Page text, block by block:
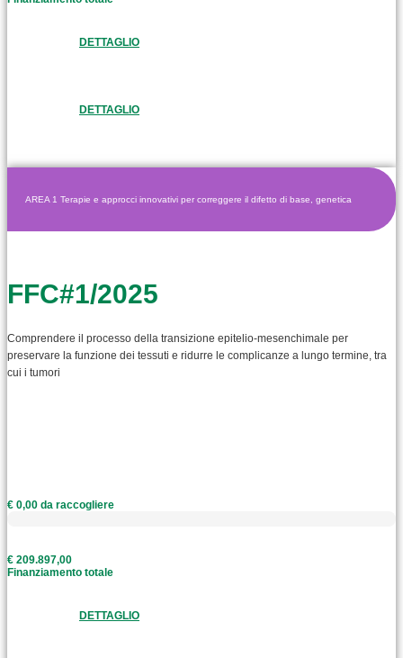
DETTAGLIO
DETTAGLIO
AREA 1 Terapie e approcci innovativi per correggere il difetto di base, genetica
FFC#1/2025
Comprendere il processo della transizione epitelio-mesenchimale per
preservare la funzione dei tessuti e ridurre le complicanze a lungo termine, tra
cui i tumori
€ 0,00 da raccogliere
€ 209.897,00
Finanziamento totale
DETTAGLIO